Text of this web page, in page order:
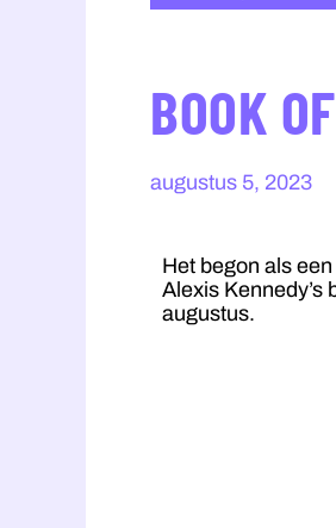
BOOK
augustus 5, 2023
Het begon als
Alexis Kennedy’s
augustus.